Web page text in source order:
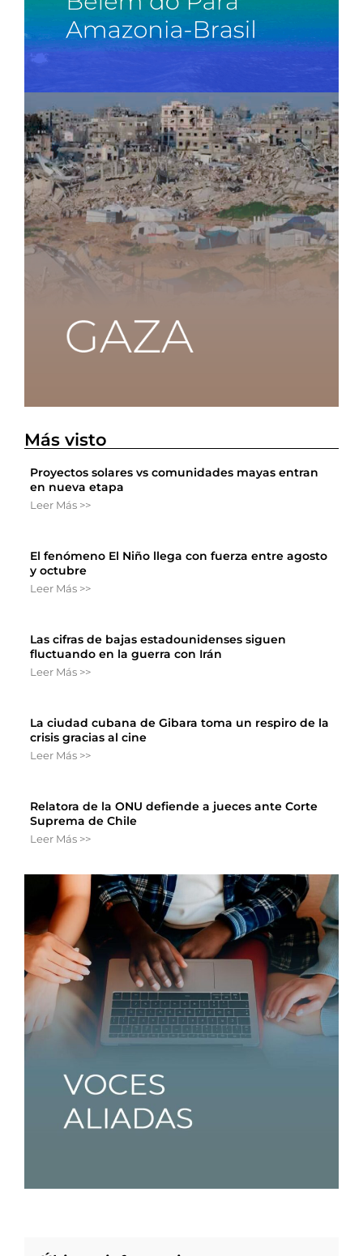
Más visto
Proyectos solares vs comunidades mayas entran
en nueva etapa
Leer Más >>
El fenómeno El Niño llega con fuerza entre agosto
y octubre
Leer Más >>
Las cifras de bajas estadounidenses siguen
fluctuando en la guerra con Irán
Leer Más >>
La ciudad cubana de Gibara toma un respiro de la
crisis gracias al cine
Leer Más >>
Relatora de la ONU defiende a jueces ante Corte
Suprema de Chile
Leer Más >>